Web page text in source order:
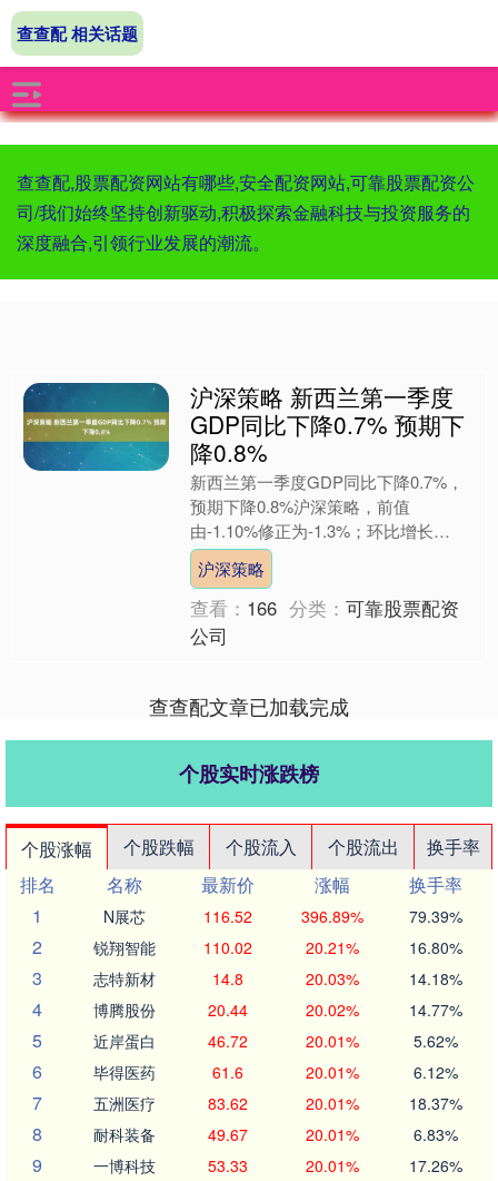
查查配,股票配资网站有哪些,安全配资网站,可靠股票配资公
司/我们始终坚持创新驱动,积极探索金融科技与投资服务的
深度融合,引领行业发展的潮流。
查查配 相关话题
沪深策略 新西兰第一季度
GDP同比下降0.7% 预期下
降0.8%
新西兰第一季度GDP同比下降0.7%，
预期下降0.8%沪深策略，前值
由-1.10%修正为-1.3%；环比增长
0.8%，预期增长0.7%，前值由0.70%
修正为0....
沪深策略
查看： 166 分类：可靠股票配资
公司
查查配文章已加载完成
个股实时涨跌榜
个股涨幅 个股跌幅 个股流入 个股流出
换手率
排名
名称 最新价 涨幅
换手率
1
N展芯 116.52 396.89% 79.39%
2 锐翔智能 110.02 20.21% 16.80%
3 志特新材 14.8 20.03% 14.18%
4 博腾股份 20.44 20.02% 14.77%
5 近岸蛋白 46.72 20.01% 5.62%
6 毕得医药 61.6 20.01% 6.12%
7 五洲医疗 83.62 20.01% 18.37%
8 耐科装备 49.67 20.01% 6.83%
9 一博科技 53.33 20.01% 17.26%